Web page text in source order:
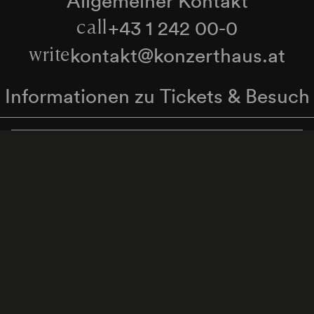
call+43 1 242 00-0
writekontakt@konzerthaus.at
Informationen zu Tickets & Besuch